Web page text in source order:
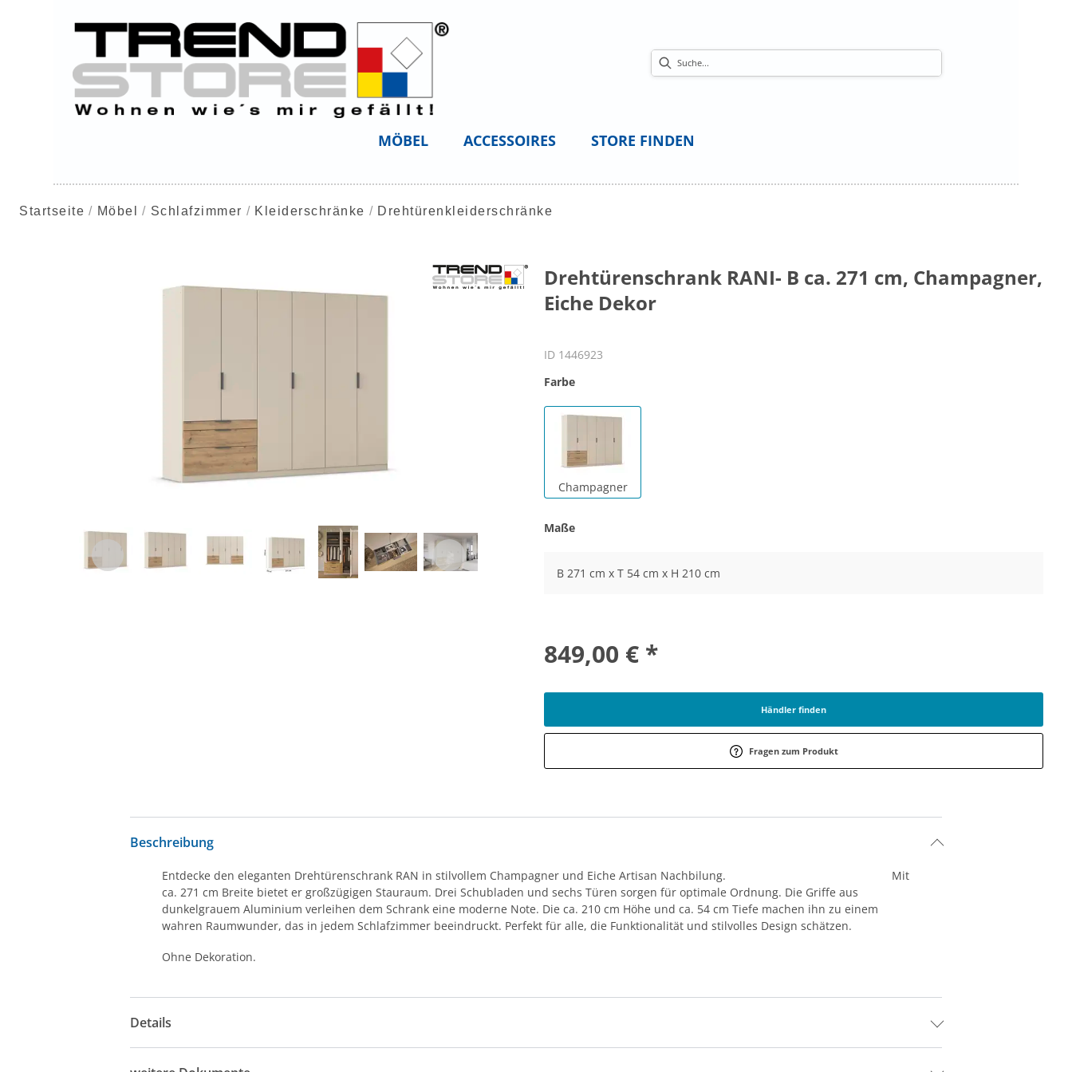
MÖBEL ACCESSOIRES STORE FINDEN
Startseite Möbel Schlafzimmer Kleiderschränke Drehtürenkleiderschränke
Drehtürenschrank RANI- B ca. 271 cm, Champagner,
Eiche Dekor
ID 1446923
Farbe
Champagner
Maße
B 271 cm x T 54 cm x H 210 cm
849,00 € *
Händler finden
Fragen zum Produkt
Beschreibung
Entdecke den eleganten Drehtürenschrank RAN in stilvollem Champagner und Eiche Artisan Nachbilung. Mit
ca. 271 cm Breite bietet er großzügigen Stauraum. Drei Schubladen und sechs Türen sorgen für optimale Ordnung. Die Griffe aus
dunkelgrauem Aluminium verleihen dem Schrank eine moderne Note. Die ca. 210 cm Höhe und ca. 54 cm Tiefe machen ihn zu einem
wahren Raumwunder, das in jedem Schlafzimmer beeindruckt. Perfekt für alle, die Funktionalität und stilvolles Design schätzen.
Ohne Dekoration.
Details